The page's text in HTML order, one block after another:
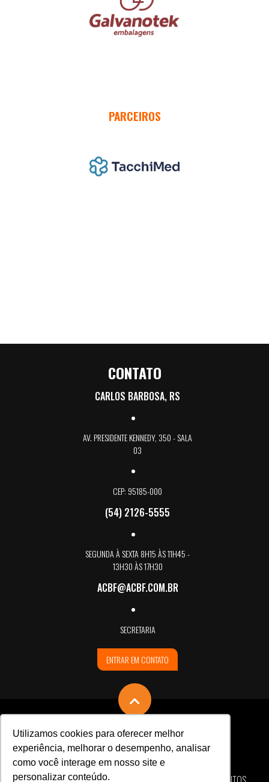
Utilizamos cookies para oferecer melhor
experiência, melhorar o desempenho, analisar
como você interage em nosso site e
personalizar conteúdo.
PARCEIROS
CONTATO
CARLOS BARBOSA, RS
AV. PRESIDENTE KENNEDY, 350 - SALA
03
CEP: 95185-000
(54) 2126-5555
SEGUNDA À SEXTA 8H15 ÀS 11H45 -
13H30 ÀS 17H30
ACBF@ACBF.COM.BR
SECRETARIA
ENTRAR EM CONTATO